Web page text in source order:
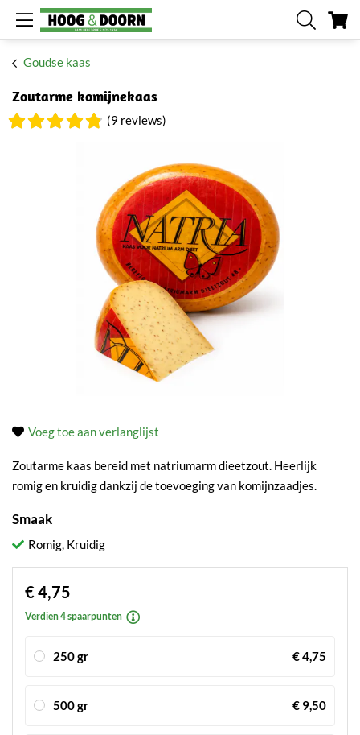
Goudse kaas
Zoutarme komijnekaas
(9 reviews)
Voeg toe aan verlanglijst
Zoutarme kaas bereid met natriumarm dieetzout. Heerlijk
romig en kruidig dankzij de toevoeging van komijnzaadjes.
Smaak
Romig, Kruidig
€ 4,75
Verdien 4 spaarpunten
250 gr € 4,75
500 gr € 9,50